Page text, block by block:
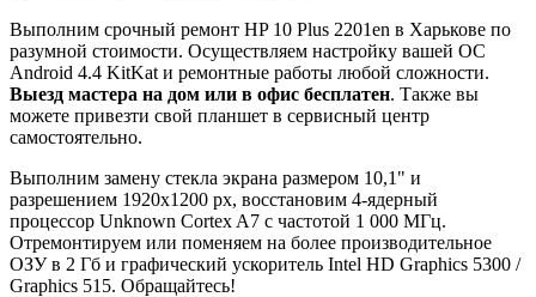
Выполним срочный ремонт HP 10 Plus 2201en в Харькове по
разумной стоимости. Осуществляем настройку вашей ОС
Android 4.4 KitKat и ремонтные работы любой сложности.
Выезд мастера на дом или в офис бесплатен. Также вы
можете привезти свой планшет в сервисный центр
самостоятельно.
Выполним замену стекла экрана размером 10,1" и
разрешением 1920x1200 px, восстановим 4-ядерный
процессор Unknown Cortex A7 с частотой 1 000 МГц.
Отремонтируем или поменяем на более производительное
ОЗУ в 2 Гб и графический ускоритель Intel HD Graphics 5300 /
Graphics 515. Обращайтесь!